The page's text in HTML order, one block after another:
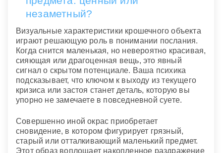
незаметный?
Визуальные характеристики крошечного объекта
играют решающую роль в понимании послания.
Когда снится маленькая, но невероятно красивая,
сияющая или драгоценная вещь, это явный
сигнал о скрытом потенциале. Ваша психика
подсказывает, что ключом к выходу из текущего
кризиса или застоя станет деталь, которую вы
упорно не замечаете в повседневной суете.
Совершенно иной окрас приобретает
сновидение, в котором фигурирует грязный,
старый или отталкивающий маленький предмет.
Этот образ воплощает накопленное раздражение